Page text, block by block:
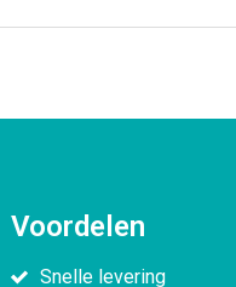
Voordelen
Snelle levering